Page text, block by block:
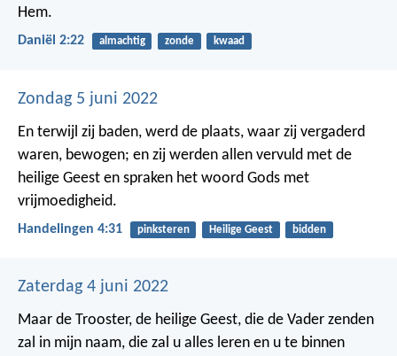
Hem.
Daniël 2:22 almachtig zonde kwaad
Zondag 5 juni 2022
En terwijl zij baden, werd de plaats, waar zij vergaderd
waren, bewogen; en zij werden allen vervuld met de
heilige Geest en spraken het woord Gods met
vrijmoedigheid.
Handelingen 4:31 pinksteren Heilige Geest bidden
Zaterdag 4 juni 2022
Maar de Trooster, de heilige Geest, die de Vader zenden
zal in mijn naam, die zal u alles leren en u te binnen